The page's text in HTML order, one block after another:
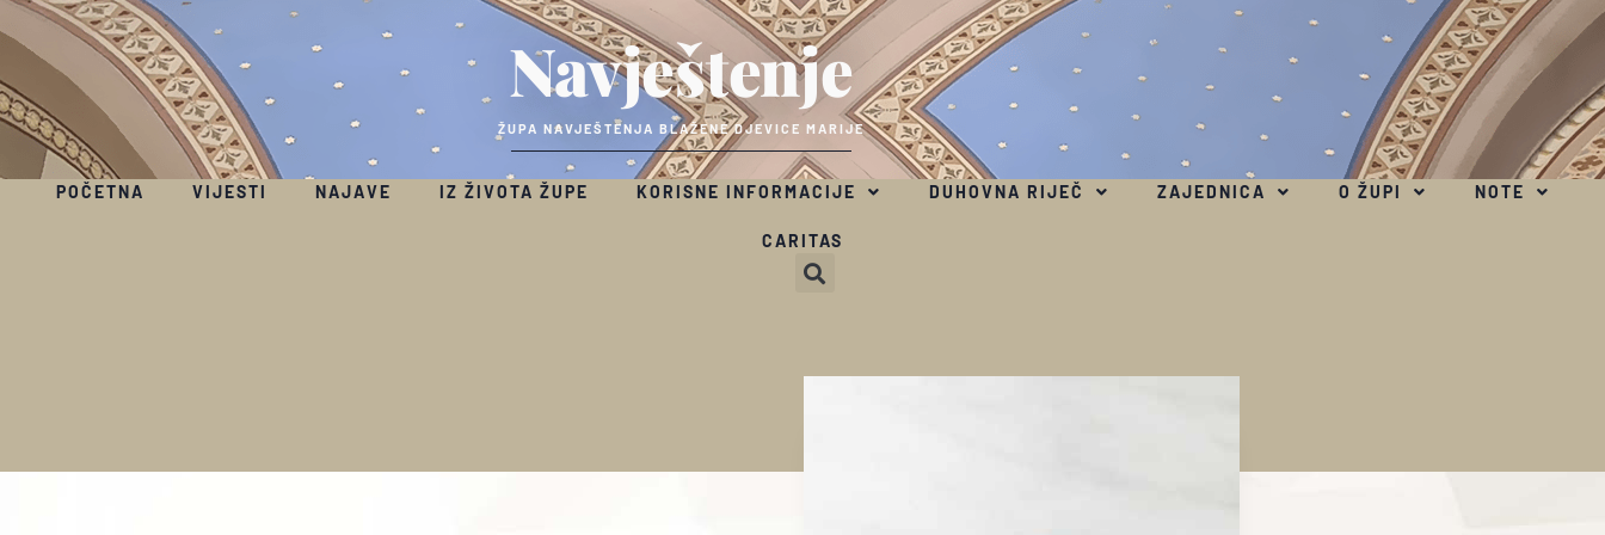
Navještenje
ŽUPA NAVJEŠTENJA BLAŽENE DJEVICE MARIJE
POČETNA VIJESTI NAJAVE IZ ŽIVOTA ŽUPE KORISNE INFORMACIJE DUHOVNA RIJEČ ZAJEDNICA O ŽUPI NOTE
CARITAS